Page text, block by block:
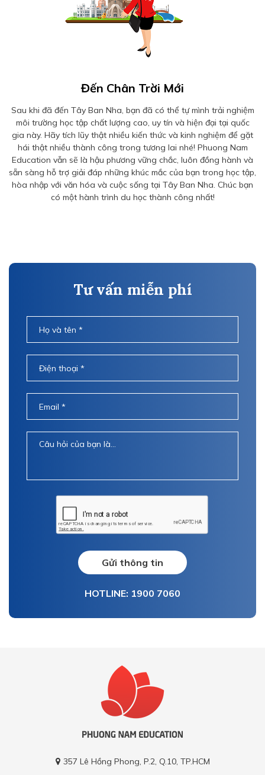
Đến Chân Trời Mới
Sau khi đã đến Tây Ban Nha, bạn đã có thể tự mình trải nghiệm
môi trường học tập chất lượng cao, uy tín và hiện đại tại quốc
gia này. Hãy tích lũy thật nhiều kiến thức và kinh nghiệm để gặt
hái thật nhiều thành công trong tương lai nhé! Phuong Nam
Education vẫn sẽ là hậu phương vững chắc, luôn đồng hành và
sẵn sàng hỗ trợ giải đáp những khúc mắc của bạn trong học tập,
hòa nhập với văn hóa và cuộc sống tại Tây Ban Nha. Chúc bạn
có một hành trình du học thành công nhất!
Tư vấn miễn phí
Gửi thông tin
HOTLINE: 1900 7060
357 Lê Hồng Phong, P.2, Q.10, TP.HCM